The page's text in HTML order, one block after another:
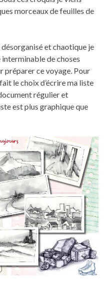
morceaux de feuilles de
et chaotique je
interminable de choses
préparer ce voyage. Pour
le choix d’écrire ma liste
régulier et
est plus graphique que